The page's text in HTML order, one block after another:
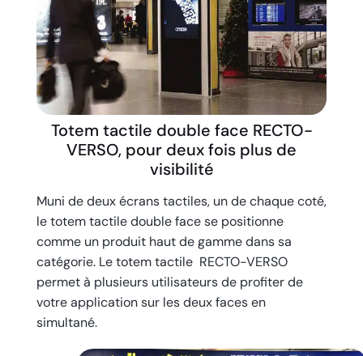
Totem tactile double face RECTO-
VERSO, pour deux fois plus de
visibilité
Muni de deux écrans tactiles, un de chaque coté,
le totem tactile double face se positionne
comme un produit haut de gamme dans sa
catégorie. Le totem tactile RECTO-VERSO
permet à plusieurs utilisateurs de profiter de
votre application sur les deux faces en
simultané.